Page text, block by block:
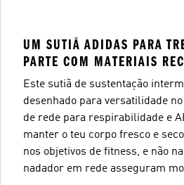
UM SUTIÃ ADIDAS PARA
PARTE COM MATERIAIS
Este sutiã de sustentação
desenhado para versatilidade
de rede para respirabilidade e
manter o teu corpo fresco e
nos objetivos de fitness, e não
nadador em rede asseguram